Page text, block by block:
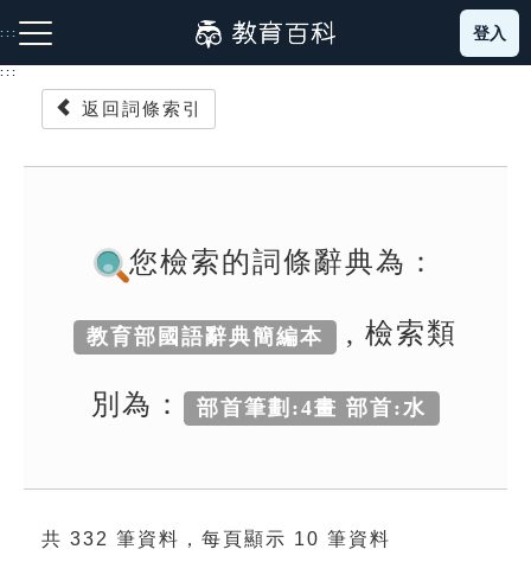
到
主
:::
生字詞彙表
成語故事
索引選單
登入
:::
返回詞條索引
您檢索的詞條辭典為：
教育部國語辭典簡編本 , 檢索類
別為： 部首筆劃:4畫 部首:水
共 332 筆資料，每頁顯示 10 筆資料